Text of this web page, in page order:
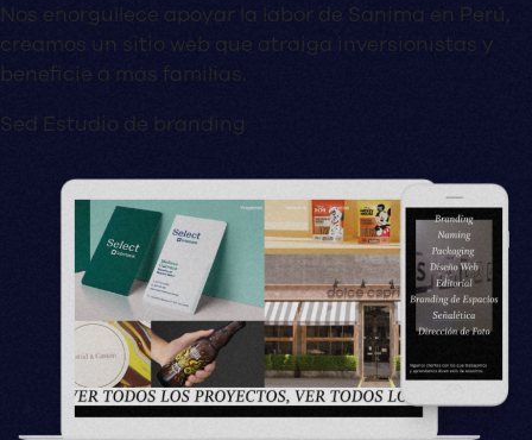
Nos enorgullece apoyar la labor de Sanima en Perú,
creamos un sitio web que atraiga inversionistas y
beneficie a más familias.
Sed Estudio de branding